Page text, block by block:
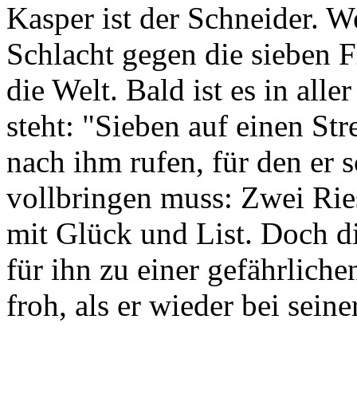
Kasper ist der Schneider.
Schlacht gegen die sieben
die Welt. Bald ist es in
steht: "Sieben auf einen
nach ihm rufen, für den er
vollbringen muss: Zwei
mit Glück und List. Doch
für ihn zu einer
froh, als er wieder bei